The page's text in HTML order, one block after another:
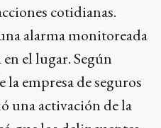
cotidianas.
alarma monitoreada
el lugar. Según
empresa de seguros
una activación de la